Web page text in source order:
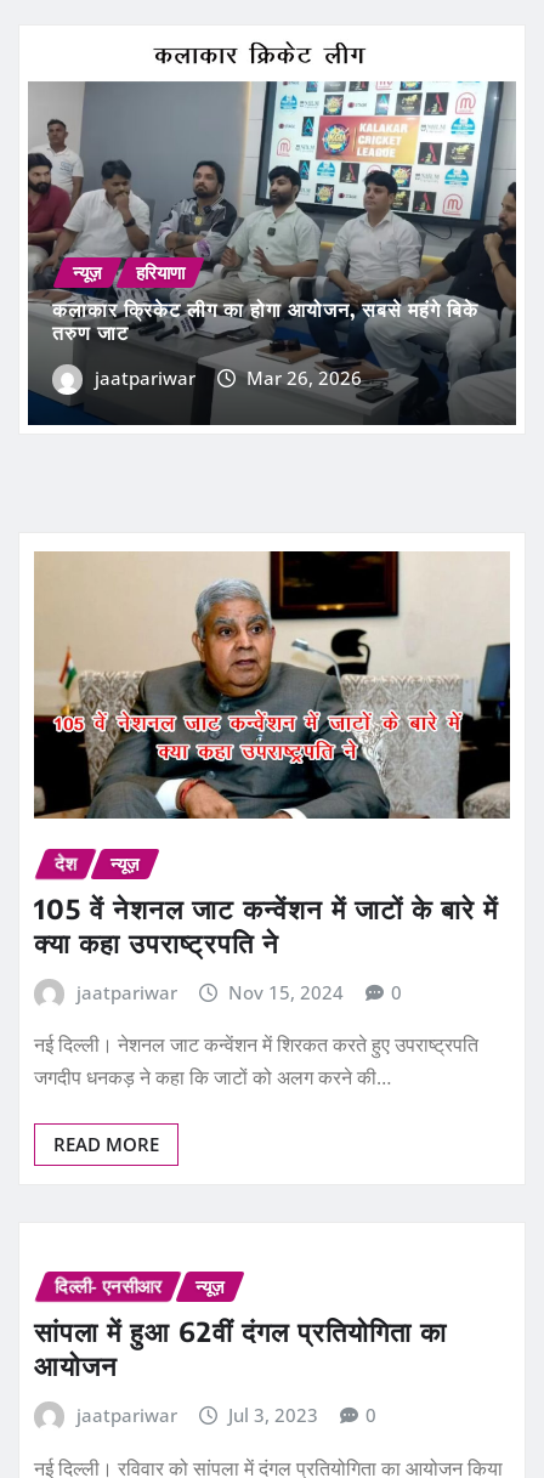
न्यूज़
हरियाणा
कलाकार क्रिकेट लीग का होगा आयोजन, सबसे महंगे बिके
तरुण जाट
jaatpariwar
Mar 26, 2026
देश न्यूज़
105 वें नेशनल जाट कन्वेंशन में जाटों के बारे में
क्या कहा उपराष्ट्रपति ने
jaatpariwar Nov 15, 2024
नई दिल्ली। नेशनल जाट कन्वेंशन में शिरकत करते हुए उपराष्ट्रपति
जगदीप धनकड़ ने कहा कि जाटों को अलग करने की…
सांपला में हुआ 62वीं दंगल प्रतियोगिता का
आयोजन
jaatpariwar
नई दिल्ली। रविवार को सांपला में दंगल प्रतियोगिता का आयोजन किया
गया। इस प्रतियोगिता में मुख्य अतिथि के तौर पर…